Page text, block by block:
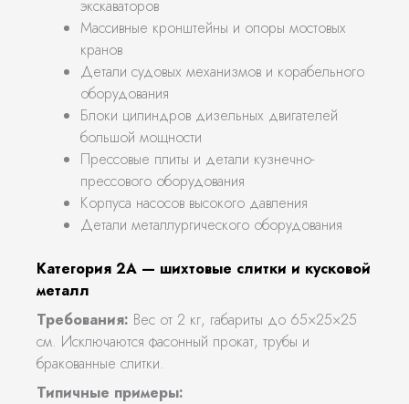
экскаваторов
Массивные кронштейны и опоры мостовых
кранов
Детали судовых механизмов и корабельного
оборудования
Блоки цилиндров дизельных двигателей
большой мощности
Прессовые плиты и детали кузнечно-
прессового оборудования
Корпуса насосов высокого давления
Детали металлургического оборудования
Категория 2А — шихтовые слитки и кусковой
металл
Требования: Вес от 2 кг, габариты до 65×25×25
см. Исключаются фасонный прокат, трубы и
бракованные слитки.
Типичные примеры: